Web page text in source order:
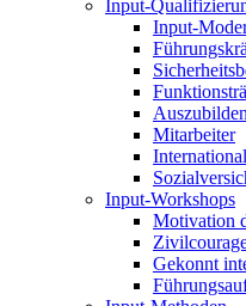
Input-
Input-
Mitarbeiter
International
Input-Workshops
Motivation
Gekonnt